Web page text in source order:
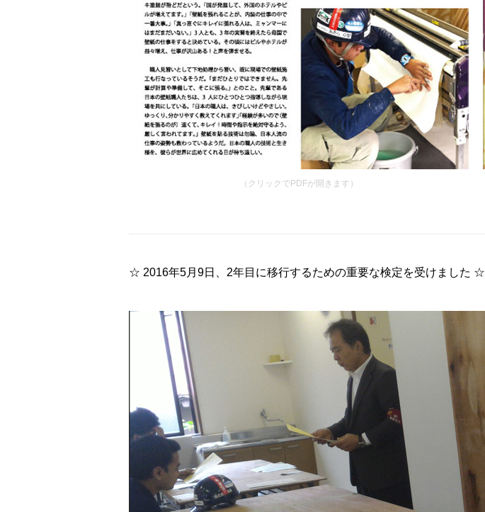
（クリックでPDFが開きます）
☆ 2016年5月9日、2年目に移行するための重要な検定を受けました ☆